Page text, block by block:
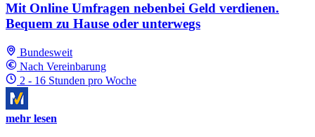
Mit Online Umfragen nebenbei Geld verdienen.
Bequem zu Hause oder unterwegs
Bundesweit
Nach Vereinbarung
2 - 16 Stunden pro Woche
mehr lesen